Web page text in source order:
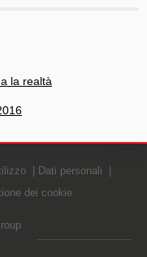
la realtà
Dati personali
dei cookie